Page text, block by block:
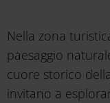
Nella zona
paesaggio
cuore storico
invitano a